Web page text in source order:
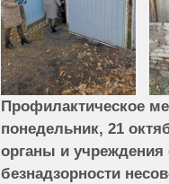
Профилактическое
понедельник, 21
органы и
безнадзорности